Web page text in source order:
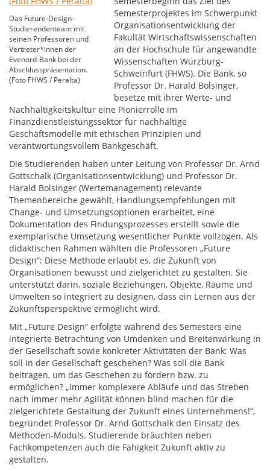
Das Future-Design-
Studierendenteam mit
seinen Professoren und
Vertreter*innen der
Evenord-Bank bei der
Abschlusspräsentation.
(Foto FHWS / Peralta)
Semesterprojektes im Schwerpunkt
Organisationsentwicklung der
Fakultät Wirtschaftswissenschaften
an der Hochschule für angewandte
Wissenschaften Würzburg-
Schweinfurt (FHWS). Die Bank, so
Professor Dr. Harald Bolsinger,
besetze mit ihrer Werte- und
Nachhaltigkeitskultur eine Pionierrolle im
Finanzdienstleistungssektor für nachhaltige
Geschäftsmodelle mit ethischen Prinzipien und
verantwortungsvollem Bankgeschäft.
Die Studierenden haben unter Leitung von Professor Dr. Arnd
Gottschalk (Organisationsentwicklung) und Professor Dr.
Harald Bolsinger (Wertemanagement) relevante
Themenbereiche gewählt, Handlungsempfehlungen mit
Change- und Umsetzungsoptionen erarbeitet, eine
Dokumentation des Findungsprozesses erstellt sowie die
exemplarische Umsetzung wesentlicher Punkte vollzogen. Als
didaktischen Rahmen wählten die Professoren „Future
Design“: Diese Methode erlaubt es, die Zukunft von
Organisationen bewusst und zielgerichtet zu gestalten. Sie
unterstützt darin, soziale Beziehungen, Objekte, Räume und
Umwelten so integriert zu designen, dass ein Lernen aus der
Zukunftsperspektive ermöglicht wird.
Mit „Future Design“ erfolgte während des Semesters eine
integrierte Betrachtung von Umdenken und Breitenwirkung in
der Gesellschaft sowie konkreter Aktivitäten der Bank: Was
soll in der Gesellschaft geschehen? Was soll die Bank
beitragen, um das Geschehen zu fördern bzw. zu
ermöglichen? „Immer komplexere Abläufe und das Streben
nach immer mehr Agilität können blind machen für die
zielgerichtete Gestaltung der Zukunft eines Unternehmens!“,
begründet Professor Dr. Arnd Gottschalk den Einsatz des
Methoden-Moduls. Studierende bräuchten neben
Fachkompetenzen auch die Fähigkeit Zukunft aktiv zu
gestalten.